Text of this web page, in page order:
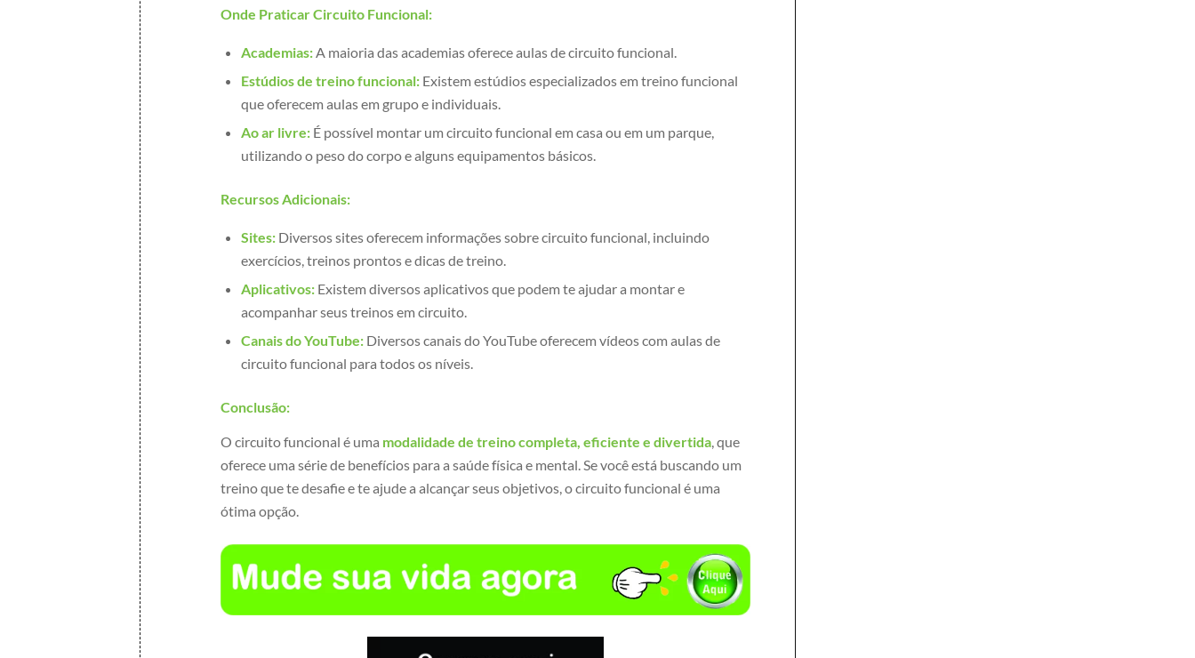
Onde Praticar Circuito Funcional:
Academias:A maioria das academias oferece aulas de circuito funcional.
Estúdios de treino funcional: Existem estúdios especializados em treino funcional
que oferecem aulas em grupo e individuais.
Ao ar livre: É possível montar um circuito funcional em casa ou em um parque,
utilizando o peso do corpo e alguns equipamentos básicos.
Recursos Adicionais:
Sites: Diversos sites oferecem informações sobre circuito funcional, incluindo
exercícios, treinos prontos e dicas de treino.
Aplicativos: Existem diversos aplicativos que podem te ajudar a montar e
acompanhar seus treinos em circuito.
Canais do YouTube: Diversos canais do YouTube oferecem vídeos com aulas de
circuito funcional para todos os níveis.
Conclusão:
O circuito funcional é uma modalidade de treino completa, eficiente e divertida, que
oferece uma série de benefícios para a saúde física e mental. Se você está buscando um
treino que te desafie e te ajude a alcançar seus objetivos, o circuito funcional é uma
ótima opção.